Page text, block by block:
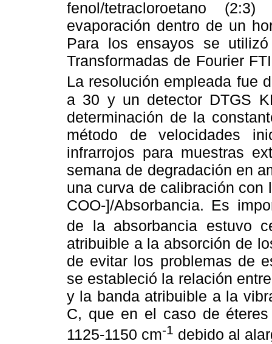
fenol/tetracloroetano
evaporación dentro de un
Para los ensayos se
Transformadas de Fourier
La resolución empleada fue
a 30 y un detector DTGS
determinación de la
método de velocidades
infrarrojos para muestras
semana de degradación en
una curva de calibración con
COO-]/Absorbancia. Es
de la absorbancia estuvo
atribuible a la absorción de
de evitar los problemas de
se estableció la relación
y la banda atribuible a la
C, que en el caso de
1125-1150 cm-1 debido al